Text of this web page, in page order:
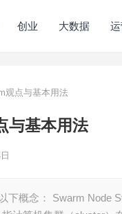
创业 大数据
观点与基本用法
与基本用法
下概念： Swarm Node